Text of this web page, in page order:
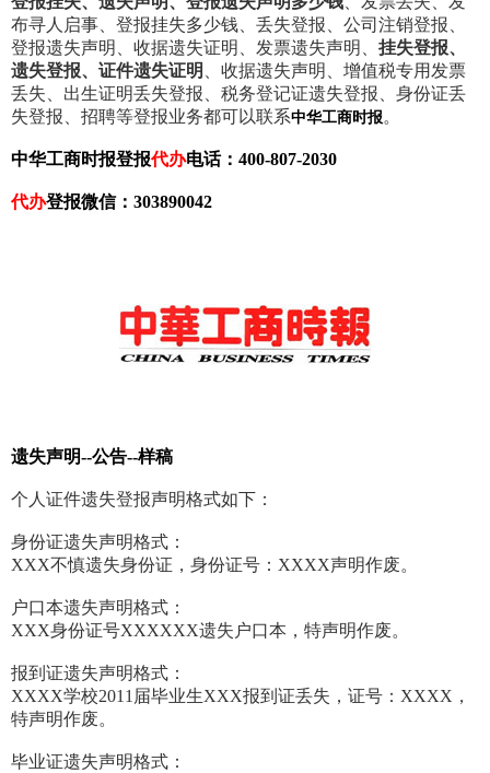
布寻人启事、登报挂失多少钱、丢失登报、公司注销登报、
登报遗失声明、收据遗失证明、发票遗失声明、 挂失登报、
遗失登报、证件遗失证明
、收据遗失声明、增值税专用发票
丢失、出生证明丢失登报、税务登记证遗失登报、身份证丢
失登报、招聘等登报业务都可以联系中华工商时报。
中华工商时报登报代办电话：400-807-2030
代办登报微信：303890042
遗失声明--公告--样稿
个人证件遗失登报声明格式如下：
身份证遗失声明格式：
XXX不慎遗失身份证，身份证号：XXXX声明作废。
户口本遗失声明格式：
XXX身份证号XXXXXX遗失户口本，特声明作废。
报到证遗失声明格式：
XXXX学校2011届毕业生XXX报到证丢失，证号：XXXX，
特声明作废。
毕业证遗失声明格式：